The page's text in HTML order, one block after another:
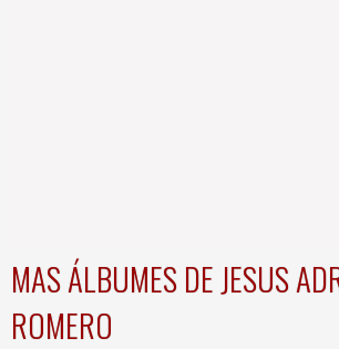
MAS ÁLBUMES DE JESUS
ROMERO